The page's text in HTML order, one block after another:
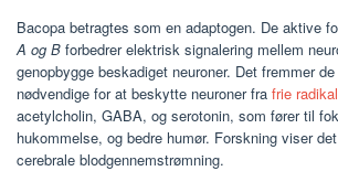
Bacopa betragtes som en adaptogen. De aktive
A og B forbedrer elektrisk signalering mellem
genopbygge beskadiget neuroner. Det fremmer
nødvendige for at beskytte neuroner fra frie
acetylcholin, GABA, og serotonin, som fører til
hukommelse, og bedre humør. Forskning viser
cerebrale blodgennemstrømning.